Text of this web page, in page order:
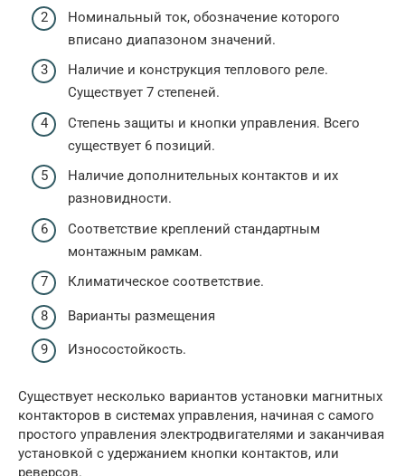
Номинальный ток, обозначение которого
вписано диапазоном значений.
Наличие и конструкция теплового реле.
Существует 7 степеней.
Степень защиты и кнопки управления. Всего
существует 6 позиций.
Наличие дополнительных контактов и их
разновидности.
Соответствие креплений стандартным
монтажным рамкам.
Климатическое соответствие.
Варианты размещения
Износостойкость.
Существует несколько вариантов установки магнитных
контакторов в системах управления, начиная с самого
простого управления электродвигателями и заканчивая
установкой с удержанием кнопки контактов, или
реверсов.